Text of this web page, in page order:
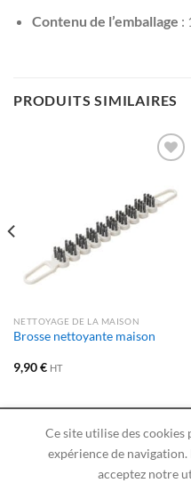
Contenu de l’emballage :
PRODUITS SIMILAIRES
À LA
LISTE
D’ENVIES
NETTOYAGE DE LA MAISON
Brosse nettoyante maison
9,90€ HT
ACCUEIL BLOG
Ce site utilise des
expérience de
acceptez notre